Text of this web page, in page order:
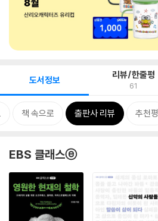
도서정보 리뷰/한줄평
61
책 속으로 출판사 리뷰 추천평
EBS 클래스ⓔ